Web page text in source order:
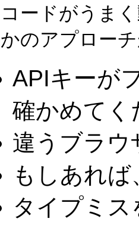
コードがうま
かのアプロー
APIキーが
確かめてく
違うブラウ
もしあれ
タイプミ